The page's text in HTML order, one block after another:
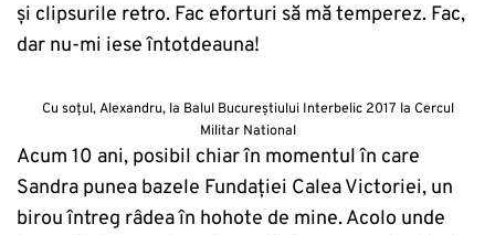
și clipsurile retro. Fac eforturi să mă temperez. Fac,
dar nu-mi iese întotdeauna!
Cu soțul, Alexandru, la Balul Bucureștiului Interbelic 2017 la Cercul
Militar National
Acum 10 ani, posibil chiar în momentul în care
Sandra punea bazele Fundației Calea Victoriei, un
birou întreg râdea în hohote de mine. Acolo unde